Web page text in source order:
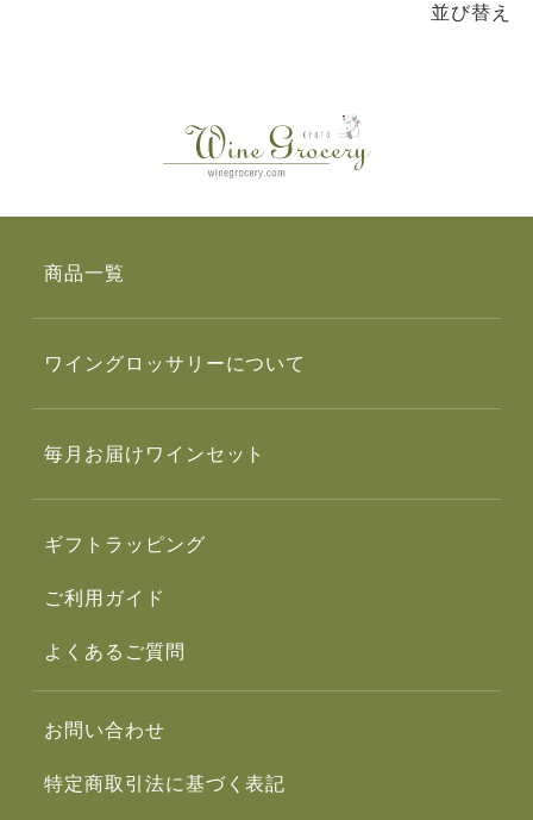
並び替え
商品一覧
ワイングロッサリーについて
毎月お届けワインセット
ギフトラッピング
ご利用ガイド
よくあるご質問
お問い合わせ
特定商取引法に基づく表記